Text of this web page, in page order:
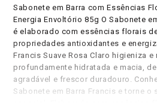
Sabonete em Barra com Essências
Energia Envoltório 85g O Sabonete
é elaborado com essências florais
propriedades antioxidantes e
Francis Suave Rosa Claro higieniza e
profundamente hidratada e macia,
agradável e frescor duradouro.
Sabonete em Barra Francis e torne o